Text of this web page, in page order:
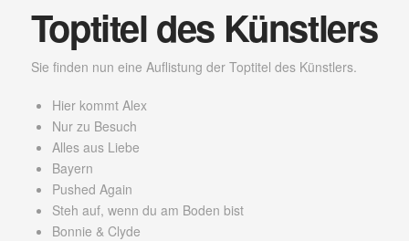
Toptitel des Künstlers
Sie finden nun eine Auflistung der Toptitel des Künstlers.
Hier kommt Alex
Nur zu Besuch
Alles aus Liebe
Bayern
Pushed Again
Steh auf, wenn du am Boden bist
Bonnie & Clyde